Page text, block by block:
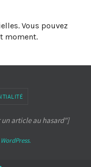
Vous pouvez
moment.
article au hasard"]
WordPress.